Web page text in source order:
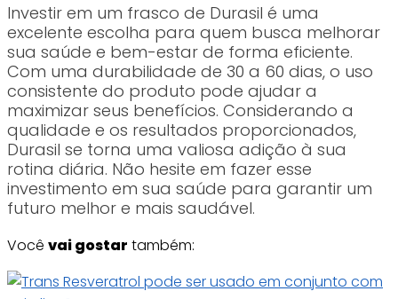
Investir em um frasco de Durasil é uma
excelente escolha para quem busca melhorar
sua saúde e bem-estar de forma eficiente.
Com uma durabilidade de 30 a 60 dias, o uso
consistente do produto pode ajudar a
maximizar seus benefícios. Considerando a
qualidade e os resultados proporcionados,
Durasil se torna uma valiosa adição à sua
rotina diária. Não hesite em fazer esse
investimento em sua saúde para garantir um
futuro melhor e mais saudável.
Você vai gostar também: